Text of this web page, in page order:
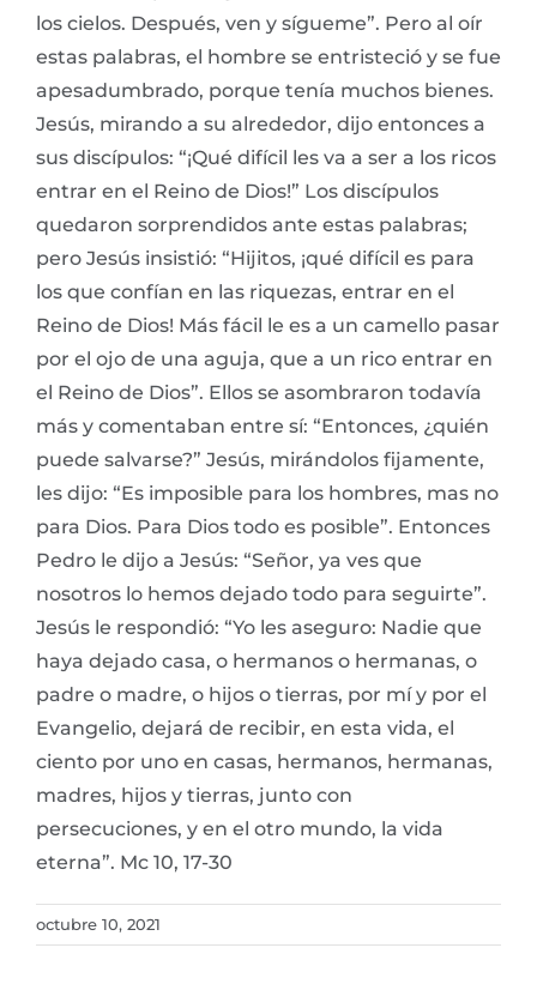
los cielos. Después, ven y sígueme”. Pero al oír
estas palabras, el hombre se entristeció y se fue
apesadumbrado, porque tenía muchos bienes.
Jesús, mirando a su alrededor, dijo entonces a
sus discípulos: “¡Qué difícil les va a ser a los ricos
entrar en el Reino de Dios!” Los discípulos
quedaron sorprendidos ante estas palabras;
pero Jesús insistió: “Hijitos, ¡qué difícil es para
los que confían en las riquezas, entrar en el
Reino de Dios! Más fácil le es a un camello pasar
por el ojo de una aguja, que a un rico entrar en
el Reino de Dios”. Ellos se asombraron todavía
más y comentaban entre sí: “Entonces, ¿quién
puede salvarse?” Jesús, mirándolos fijamente,
les dijo: “Es imposible para los hombres, mas no
para Dios. Para Dios todo es posible”. Entonces
Pedro le dijo a Jesús: “Señor, ya ves que
nosotros lo hemos dejado todo para seguirte”.
Jesús le respondió: “Yo les aseguro: Nadie que
haya dejado casa, o hermanos o hermanas, o
padre o madre, o hijos o tierras, por mí y por el
Evangelio, dejará de recibir, en esta vida, el
ciento por uno en casas, hermanos, hermanas,
madres, hijos y tierras, junto con
persecuciones, y en el otro mundo, la vida
eterna”. Mc 10, 17-30
octubre 10, 2021